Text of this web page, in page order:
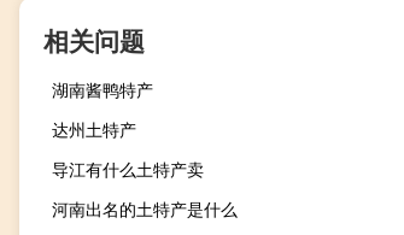
相关问题
湖南酱鸭特产
达州土特产
导江有什么土特产卖
河南出名的土特产是什么